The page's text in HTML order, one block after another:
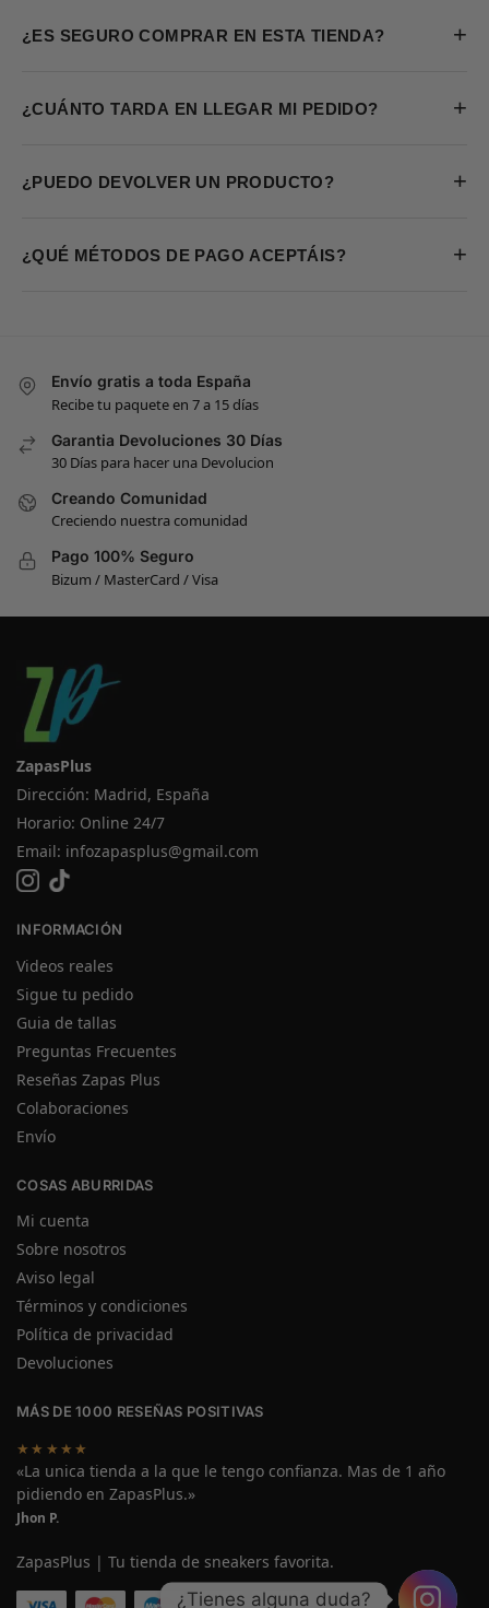
¿ES SEGURO COMPRAR EN ESTA TIENDA? +
¿CUÁNTO TARDA EN LLEGAR MI PEDIDO? +
¿PUEDO DEVOLVER UN PRODUCTO? +
¿QUÉ MÉTODOS DE PAGO ACEPTÁIS? +
Envío gratis a toda España
Recibe tu paquete en 7 a 15 días
Garantia Devoluciones 30 Días
30 Días para hacer una Devolucion
Creando Comunidad
Creciendo nuestra comunidad
Pago 100% Seguro
Bizum / MasterCard / Visa
ZapasPlus
Dirección: Madrid, España
Horario: Online 24/7
Email: infozapasplus@gmail.com
INFORMACIÓN
Videos reales
Sigue tu pedido
Guia de tallas
Preguntas Frecuentes
Reseñas Zapas Plus
Colaboraciones
Envío
COSAS ABURRIDAS
Mi cuenta
Sobre nosotros
Aviso legal
Términos y condiciones
Política de privacidad
Devoluciones
MÁS DE 1000 RESEÑAS POSITIVAS
★★★★★
«La unica tienda a la que le tengo confianza. Mas de 1 año
pidiendo en ZapasPlus.»
Jhon P.
ZapasPlus | Tu tienda de sneakers favorita.
¿Tienes alguna duda?